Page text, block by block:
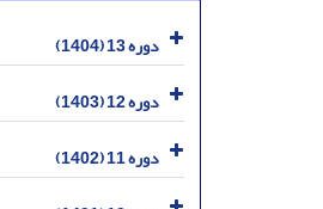
دوره 13 (1404)
دوره 12 (1403)
دوره 11 (1402)